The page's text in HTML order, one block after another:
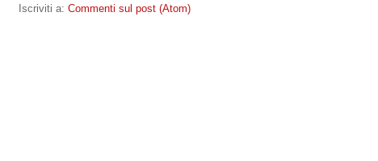
Iscriviti a: Commenti sul post (Atom)